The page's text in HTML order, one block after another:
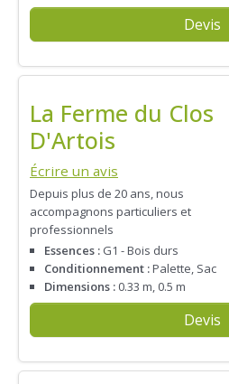
Devis
La Ferme du Clos
D'Artois
Écrire un avis
Depuis plus de 20 ans, nous
accompagnons particuliers et
professionnels
Essences : G1 - Bois durs
Conditionnement :Palette, Sac
Dimensions : 0.33 m, 0.5 m
Devis